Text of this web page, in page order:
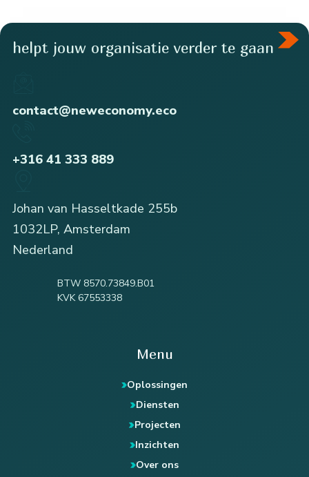
helpt jouw organisatie verder te gaan
contact@neweconomy.eco
+316 41 333 889
Johan van Hasseltkade 255b
1032LP, Amsterdam
Nederland
BTW 8570.73849.B01
KVK 67553338
Menu
Oplossingen
Diensten
Projecten
Inzichten
Over ons